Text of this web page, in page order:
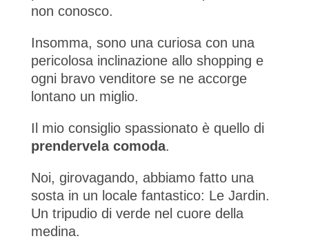
non conosco.
Insomma, sono una curiosa con una
pericolosa inclinazione allo shopping e
ogni bravo venditore se ne accorge
lontano un miglio.
Il mio consiglio spassionato è quello di
prendervela comoda.
Noi, girovagando, abbiamo fatto una
sosta in un locale fantastico: Le Jardin.
Un tripudio di verde nel cuore della
medina.